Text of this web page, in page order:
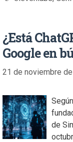
¿Está
Google en
21 de noviembre
de